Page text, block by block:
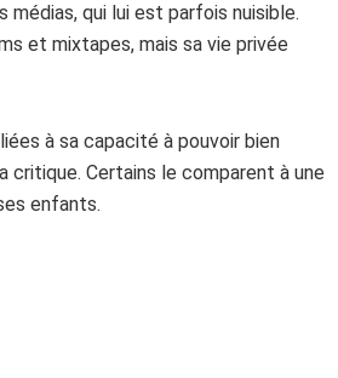
qui lui est parfois nuisible.
et mixtapes, mais sa vie privée
à sa capacité à pouvoir bien
critique. Certains le comparent à une
enfants.